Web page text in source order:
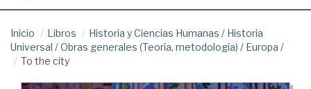
Inicio Libros Historia y Ciencias Humanas / Historia
Universal /Obras generales (Teoría, metodología) / Europa /
To the city